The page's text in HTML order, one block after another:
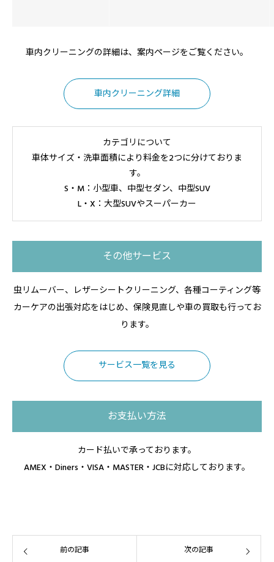
車内クリーニングの詳細は、案内ページをご覧ください。
車内クリーニング詳細
カテゴリについて
車体サイズ・洗車面積により料金を2つに分けておりま
す。
S・M：小型車、中型セダン、中型SUV
L・X：大型SUVやスーパーカー
その他サービス
虫リムーバー、レザーシートクリーニング、各種コーティング等
カーケアの出張対応をはじめ、保険見直しや車の買取も行ってお
ります。
サービス一覧を見る
お支払い方法
カード払いで承っております。
AMEX・Diners・VISA・MASTER・JCBに対応しております。
前の記事 次の記事